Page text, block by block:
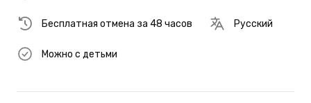
Бесплатная отмена за 48 часов Русский
Можно с детьми